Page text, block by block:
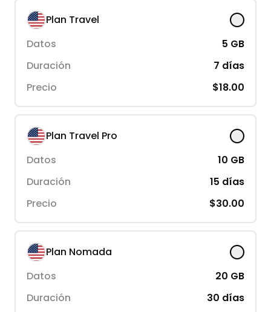
Plan Travel
Datos
5 GB
Duración
7 días
Precio
$18.00
Plan Travel Pro
Datos
10 GB
Duración
15 días
Precio
$30.00
Plan Nomada
Datos
20 GB
Duración
30 días